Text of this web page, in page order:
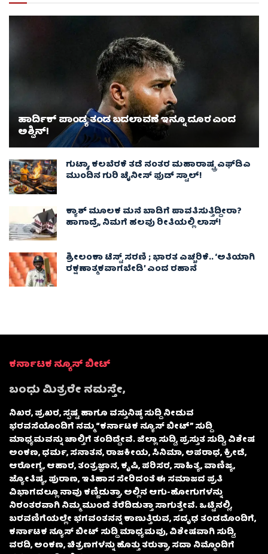
ಹಾರ್ದಿಕ್ ಪಾಂಡ್ಯ ತಂಡ ಬದಲಾವಣೆ ಇನ್ನೂ ದೂರ ಎಂದ
ಅಶ್ವಿನ್​!
ಗುಟ್ಕಾ, ಕಲಬೆರಕೆ ತಡೆ ನಂತರ ಮಹಾರಾಷ್ಟ್ರ ಎಫ್‌ಡಿಎ
ಮುಂದಿನ ಗುರಿ ಚೈನೀಸ್ ಫುಡ್ ಸ್ಟಾಲ್‌!
ಕ್ಯಾಶ್ ಮೂಲಕ ಮನೆ ಬಾಡಿಗೆ ಪಾವತಿಸುತ್ತಿದ್ದೀರಾ?
ಹಾಗಾದ್ರೆ, ನಿಮಗೆ ಹಲವು ರೀತಿಯಲ್ಲಿ ಲಾಸ್!
ಶ್ರೀಲಂಕಾ ಟೆಸ್ಟ್ ಸರಣಿ ; ಭಾರತ ಎಚ್ಚರಿಕೆ.. ‘ಅತಿಯಾಗಿ
ರಕ್ಷಣಾತ್ಮಕವಾಗಬೇಡಿ’ ಎಂದ ರಹಾನೆ
ಕರ್ನಾಟಕ ನ್ಯೂಸ್ ಬೀಟ್
ಬಂಧು ಮಿತ್ರರೇ ನಮಸ್ತೇ,
ನಿಖರ, ಪ್ರಖರ, ಸ್ಪಷ್ಟ ಹಾಗೂ ವಸ್ತುನಿಷ್ಠ ಸುದ್ದಿ ನೀಡುವ
ಭರವಸೆಯೊಂದಿಗೆ ನಮ್ಮ “ಕರ್ನಾಟಕ ನ್ಯೂಸ್ ಬೀಟ್” ಸುದ್ದಿ
ಮಾಧ್ಯಮವನ್ನು ಚಾಲ್ತಿಗೆ ತಂದಿದ್ದೇವೆ. ಜಿಲ್ಲಾ ಸುದ್ದಿ, ಪ್ರಸ್ತುತ ಸುದ್ದಿ, ವಿಶೇಷ
ಅಂಕಣ, ಧರ್ಮ, ಸನಾತನ, ರಾಜಕೀಯ, ಸಿನಿಮಾ, ಅಪರಾಧ, ಕ್ರೀಡೆ,
ಆರೋಗ್ಯ, ಆಹಾರ, ತಂತ್ರಜ್ಞಾನ, ಕೃಷಿ, ಪರಿಸರ, ಸಾಹಿತ್ಯ, ವಾಣಿಜ್ಯ,
ಜ್ಯೋತಿಷ್ಯ, ಪುರಾಣ, ಇತಿಹಾಸ ಸೇರಿದಂತೆ ಈ ಸಮಾಜದ ಪ್ರತಿ
ವಿಭಾಗದಲ್ಲೂ ನಾವು ಕಣ್ಣಿಡುತ್ತಾ, ಅಲ್ಲಿನ ಆಗು-ಹೋಗುಗಳನ್ನು
ನಿರಂತರವಾಗಿ ನಿಮ್ಮ ಮುಂದೆ ತೆರೆದಿಡುತ್ತಾ ಸಾಗುತ್ತೇವೆ. ಒಟ್ಟಿನಲ್ಲಿ,
ಬರವಣಿಗೆಯಲ್ಲೇ ಭಗವಂತನನ್ನ ಕಾಣುತ್ತಿರುವ, ಸದೃಢ ತಂಡದೊಂದಿಗೆ,
ಕರ್ನಾಟಕ ನ್ಯೂಸ್ ಬೀಟ್ ಸುದ್ದಿ ಮಾಧ್ಯಮವು, ವಿಶೇಷವಾಗಿ ಸುದ್ದಿ,
ವರದಿ, ಅಂಕಣ, ಚಿತ್ರಣಗಳನ್ನು ಹೊತ್ತು ತರುತ್ತಾ, ಸದಾ ನಿಮ್ಮೊಂದಿಗೆ